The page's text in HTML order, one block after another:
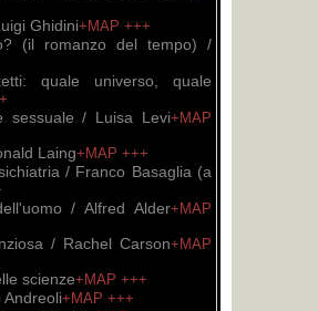
Ghidini+MAP +++
(il romanzo del tempo) /
quale universo, quale
sessuale / Luisa Levi+MAP
Laing+MAP +++
/ Franco Basaglia (a
/ Alfred Alder+MAP
/ Rachel Carson+MAP
scienze+MAP +++
Andreoli+MAP +++